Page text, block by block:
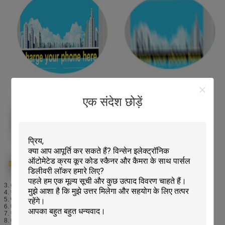
एक संदेश छोड़ें
3. 6 लॉकर्स एक ही समय में 6 सेल फोन या 6 आईपैड चार्ज करने के लिए
4. सजावट और स्थिति दोनों के लिए लॉकर के अंदर एलईडी
5. प्रत्येक दरवाजे में एमएफआई प्रमाणित आईफोन, यूएसबी टाइप सी और माइक्रो यूएसबी केबल
6. एमसीयू प्रणाली
7. स्टील धातु शरीर, ठोस संरचना
8. मासिक उपयोग रिपोर्ट समारोह के साथ